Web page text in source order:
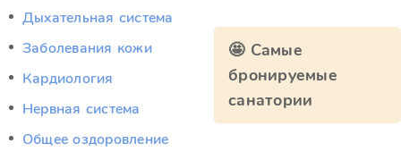
Дыхательная система
Заболевания кожи
Кардиология
Нервная система
Общее оздоровление
🤩 Самые
бронируемые
санатории